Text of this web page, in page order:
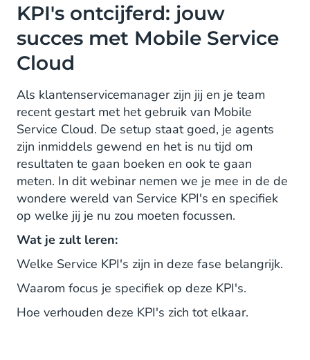
KPI's ontcijferd: jouw
succes met Mobile Service
Cloud
Als klantenservicemanager zijn jij en je team
recent gestart met het gebruik van Mobile
Service Cloud. De setup staat goed, je agents
zijn inmiddels gewend en het is nu tijd om
resultaten te gaan boeken en ook te gaan
meten. In dit webinar nemen we je mee in de de
wondere wereld van Service KPI's en specifiek
op welke jij je nu zou moeten focussen.
Wat je zult leren:
Welke Service KPI's zijn in deze fase belangrijk.
Waarom focus je specifiek op deze KPI's.
Hoe verhouden deze KPI's zich tot elkaar.